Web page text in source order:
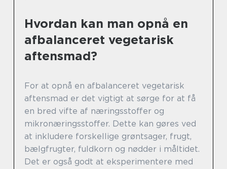
Hvordan kan man opnå en
afbalanceret vegetarisk
aftensmad?
For at opnå en afbalanceret vegetarisk
aftensmad er det vigtigt at sørge for at få
en bred vifte af næringsstoffer og
mikronæringsstoffer. Dette kan gøres ved
at inkludere forskellige grøntsager, frugt,
bælgfrugter, fuldkorn og nødder i måltidet.
Det er også godt at eksperimentere med